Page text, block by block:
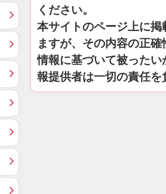
ください。
本サイトのページ上に
ますが、その内容の正
情報に基づいて被った
報提供者は一切の責任を